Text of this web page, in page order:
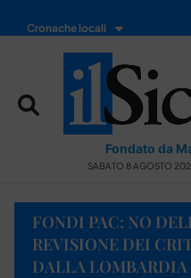
Cronache locali
Fondato da
SABATO 8 AGOSTO
FONDI PAC: NO
REVISIONE DEI
DALLA LOMBARDIA